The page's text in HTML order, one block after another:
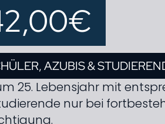
AZUBIS &
25. Lebensjahr mit
nur bei